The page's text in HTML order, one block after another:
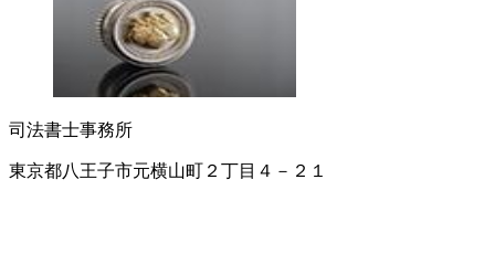
司法書士事務所
東京都八王子市元横山町２丁目４－２１